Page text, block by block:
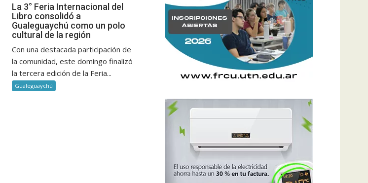
La 3° Feria Internacional del
Libro consolidó a
Gualeguaychú como un polo
cultural de la región
Con una destacada participación de
la comunidad, este domingo finalizó
la tercera edición de la Feria...
Gualeguaychú